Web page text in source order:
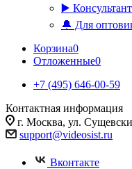
▶️
🔔 Для
Корзина0
Отложенные0
+7 (495) 646-00-59
Контактная информация
г. Москва, ул.
support@videosist.ru
Вконтакте